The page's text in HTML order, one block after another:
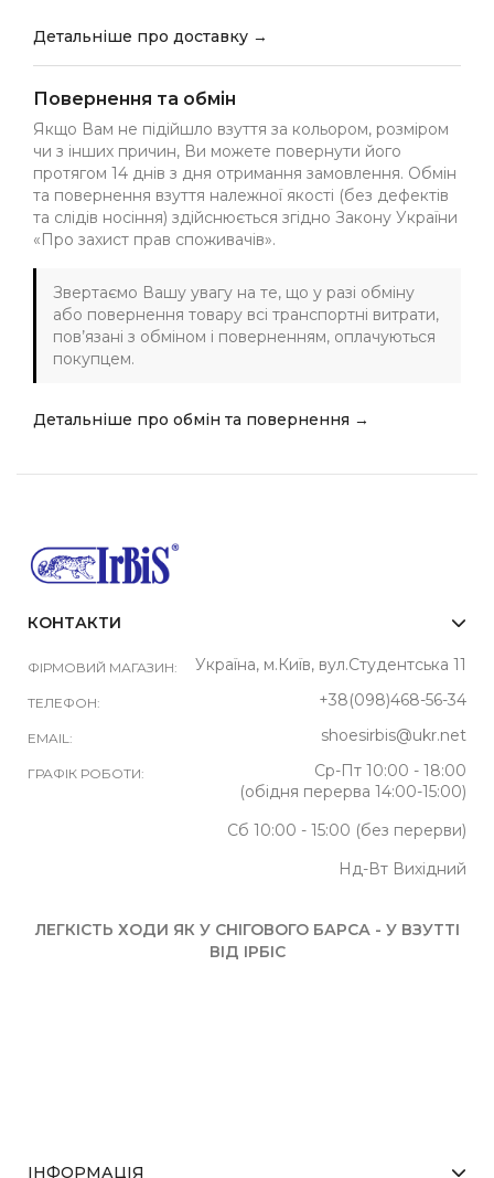
Детальніше про доставку →
Повернення та обмін
Якщо Вам не підійшло взуття за кольором, розміром
чи з інших причин, Ви можете повернути його
протягом 14 днів з дня отримання замовлення. Обмін
та повернення взуття належної якості (без дефектів
та слідів носіння) здійснюється згідно Закону України
«Про захист прав споживачів».
Звертаємо Вашу увагу на те, що у разі обміну
або повернення товару всі транспортні витрати,
пов’язані з обміном і поверненням, оплачуються
покупцем.
Детальніше про обмін та повернення →
КОНТАКТИ
ФІРМОВИЙ МАГАЗИН: Україна, м.Київ, вул.Студентська 11
ТЕЛЕФОН: +38(098)468-56-34
EMAIL: shoesirbis@ukr.net
ГРАФІК РОБОТИ:
Ср-Пт 10:00 - 18:00
(обідня перерва 14:00-15:00)
Сб 10:00 - 15:00 (без перерви)
Нд-Вт Вихідний
ЛЕГКІСТЬ ХОДИ ЯК У СНІГОВОГО БАРСА - У ВЗУТТІ
ВІД ІРБІС
ІНФОРМАЦІЯ